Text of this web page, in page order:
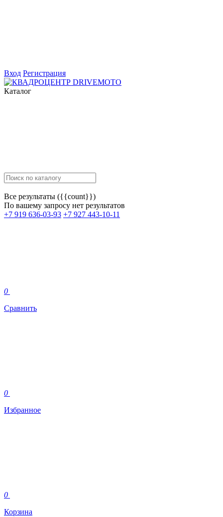
Вход Регистрация
Каталог
Все результаты ({{count}})
По вашему запросу нет результатов
+7 919 636-03-93 +7 927 443-10-11
0
Сравнить
0
Избранное
0
Корзина